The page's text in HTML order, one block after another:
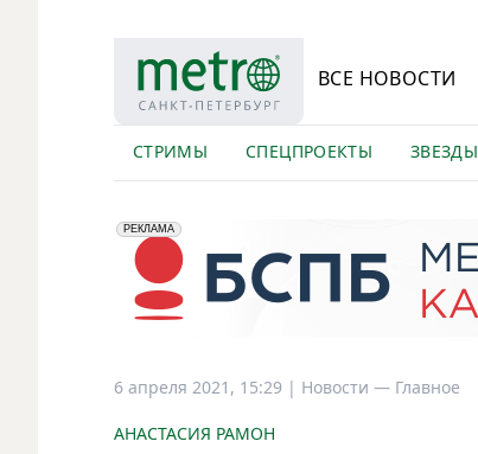
ВСЕ НОВОСТИ
СТРИМЫ СПЕЦПРОЕКТЫ ЗВЕЗДЫ
erid: 2VfnxyFybV5
РЕКЛАМА
ПАО "Банк "Санкт-Петербург", ИНН: 7831000027
6 апреля 2021, 15:29 | Новости — Главное
АНАСТАСИЯ РАМОН